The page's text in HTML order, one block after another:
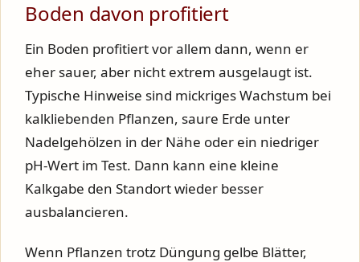
Boden davon profitiert
Ein Boden profitiert vor allem dann, wenn er
eher sauer, aber nicht extrem ausgelaugt ist.
Typische Hinweise sind mickriges Wachstum bei
kalkliebenden Pflanzen, saure Erde unter
Nadelgehölzen in der Nähe oder ein niedriger
pH-Wert im Test. Dann kann eine kleine
Kalkgabe den Standort wieder besser
ausbalancieren.
Wenn Pflanzen trotz Düngung gelbe Blätter,